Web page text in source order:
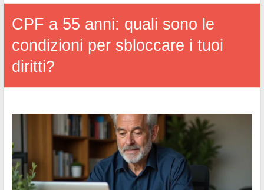
CPF a 55 anni: quali sono le
condizioni per sbloccare i tuoi
diritti?